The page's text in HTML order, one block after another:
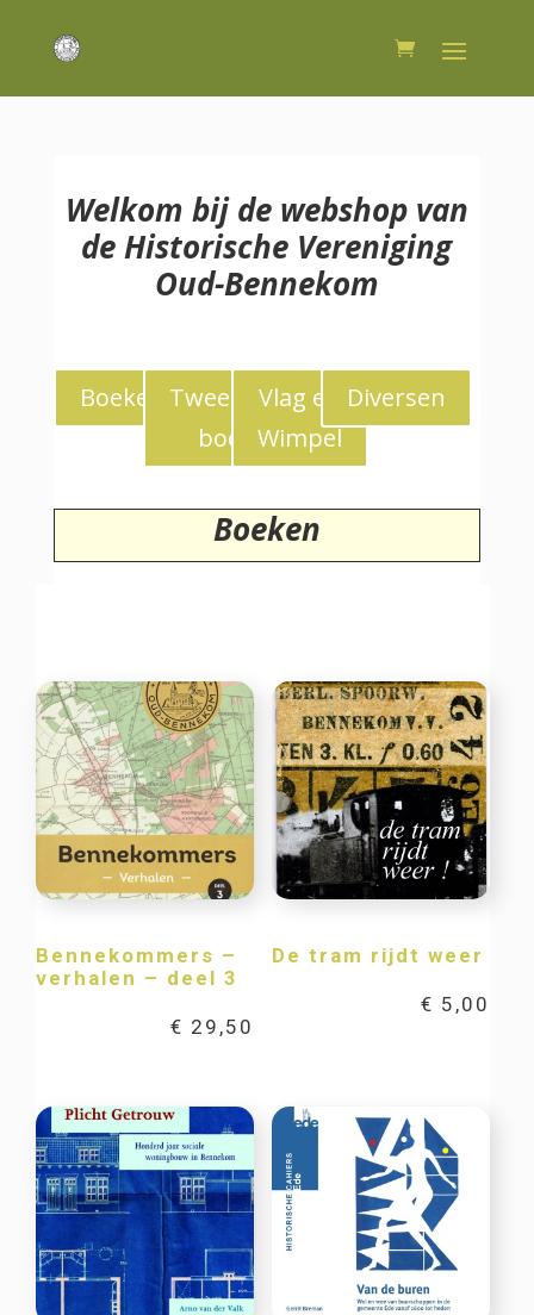
Welkom bij de webshop van
de Historische Vereniging
Oud-Bennekom
Boeken
Tweedekans
boeken
Vlag en
Wimpel
Diversen
Boeken
Bennekommers –
verhalen – deel 3
€ 29,50
De tram rijdt weer
€ 5,00